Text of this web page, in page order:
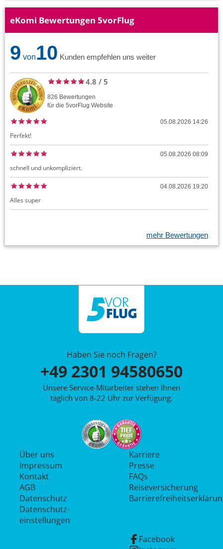
eKomi Bewertungen 5vorFlug
9 von10 Kunden empfehlen uns weiter
4.8 / 5
826 Bewertungen
für die 5vorFlug Website
05.08.2026 14:26
Perfekt!
05.08.2026 08:09
schnell und unkompliziert.
04.08.2026 19:20
Alles super
mehr Bewertungen
Haben Sie noch Fragen?
+49 2301 94580650
Unsere Service-Mitarbeiter stehen Ihnen
täglich von 8-22 Uhr zur Verfügung.
Über uns
Impressum
Kontakt
AGB
Datenschutz
Datenschutz­
einstellungen
Karriere
Presse
FAQs
Reiseversicherung
Facebook